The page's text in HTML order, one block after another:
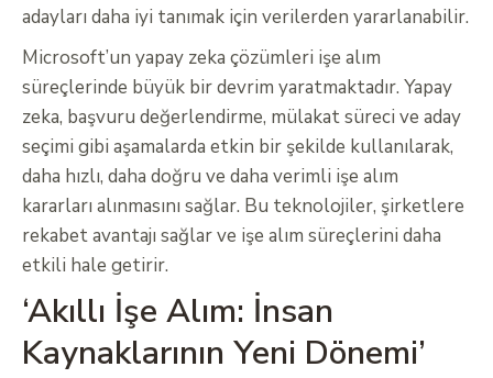
adayları daha iyi tanımak için verilerden yararlanabilir.
Microsoft’un yapay zeka çözümleri işe alım
süreçlerinde büyük bir devrim yaratmaktadır. Yapay
zeka, başvuru değerlendirme, mülakat süreci ve aday
seçimi gibi aşamalarda etkin bir şekilde kullanılarak,
daha hızlı, daha doğru ve daha verimli işe alım
kararları alınmasını sağlar. Bu teknolojiler, şirketlere
rekabet avantajı sağlar ve işe alım süreçlerini daha
etkili hale getirir.
‘Akıllı İşe Alım: İnsan
Kaynaklarının Yeni Dönemi’